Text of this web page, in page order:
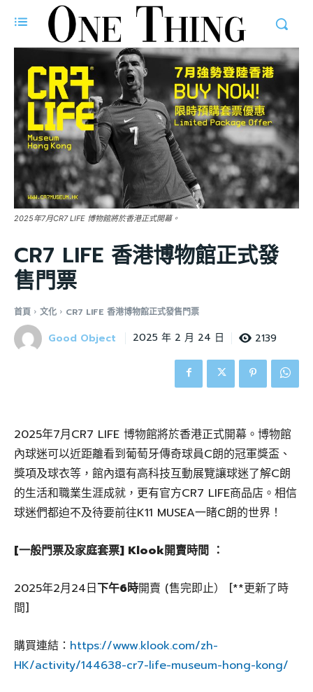
2025年7月CR7 LIFE 博物館將於香港正式開幕。
CR7 LIFE 香港博物館正式發
售門票
首頁 文化 CR7 LIFE 香港博物館正式發售門票
Good Object 2025 年 2 月 24 日 2139
2025年7月CR7 LIFE 博物館將於香港正式開幕。博物館
內球迷可以近距離看到葡萄牙傳奇球員C朗的冠軍獎盃、
獎項及球衣等，館內還有高科技互動展覽讓球迷了解C朗
的生活和職業生涯成就，更有官方CR7 LIFE商品店。相信
球迷們都迫不及待要前往K11 MUSEA一睹C朗的世界！
[一般門票及家庭套票] Klook開賣時間 ：
2025年2月24日下午6時開賣 (售完即止） [**更新了時
間]
購買連結： https://www.klook.com/zh-
HK/activity/144638-cr7-life-museum-hong-kong/